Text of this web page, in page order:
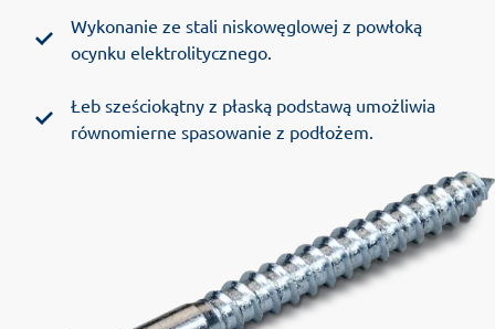
Wykonanie ze stali niskowęglowej z powłoką
ocynku elektrolitycznego.
Łeb sześciokątny z płaską podstawą umożliwia
równomierne spasowanie z podłożem.